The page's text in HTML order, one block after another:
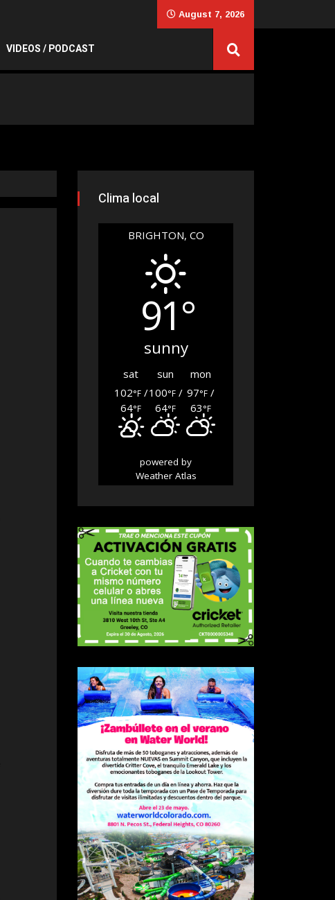
August 7, 2026
VIDEOS / PODCAST
Clima local
BRIGHTON, CO
91°
sunny
sat sun
mon
102°F/
64°F
100°F/
64°F
97°F/
63°F
powered by
Weather Atlas